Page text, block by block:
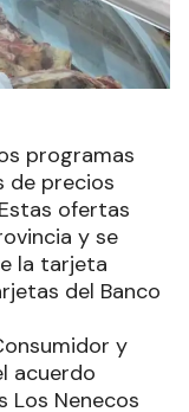
programas
de precios
ofertas
y se
la tarjeta
del Banco
y
acuerdo
Los Nenecos